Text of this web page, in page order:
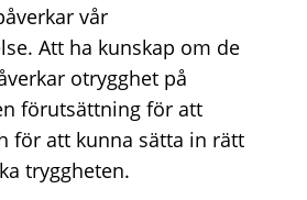
vår
Att ha kunskap om de
otrygghet på
förutsättning för att
för att kunna sätta in rätt
tryggheten.